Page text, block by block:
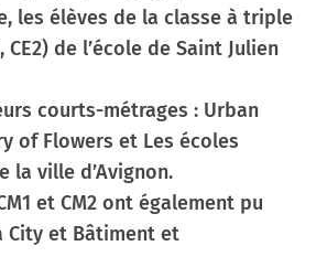
L’association
les élèves de la classe à triple
CE2) de l’école de Saint Julien
courts-métrages : Urban
of Flowers et Les écoles
la ville d’Avignon.
et CM2 ont également pu
City et Bâtiment et